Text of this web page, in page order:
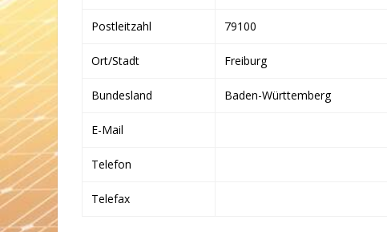
Postleitzahl 79100
Ort/Stadt Freiburg
Bundesland Baden-Württemberg
E-Mail
Telefon
Telefax